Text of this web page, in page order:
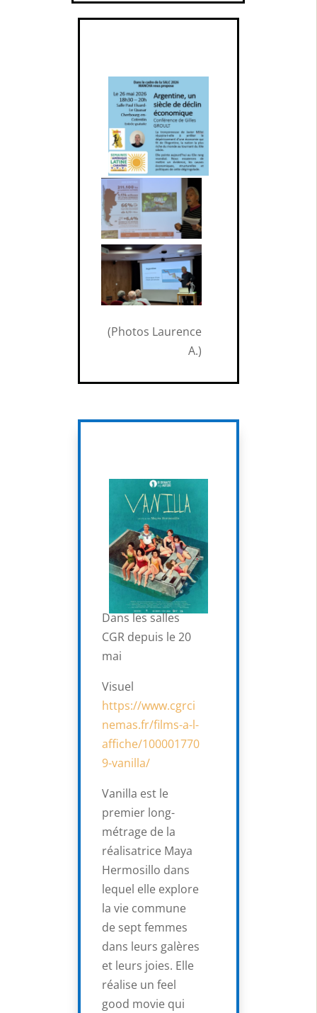
(Photos Laurence
A.)
Dans les salles
CGR depuis le 20
mai
Visuel
https://www.cgrci
nemas.fr/films-a-l-
affiche/100001770
9-vanilla/
Vanilla est le
premier long-
métrage de la
réalisatrice Maya
Hermosillo dans
lequel elle explore
la vie commune
de sept femmes
dans leurs galères
et leurs joies. Elle
réalise un feel
good movie qui